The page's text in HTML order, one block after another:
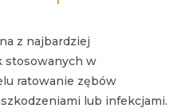
z najbardziej
stosowanych w
ratowanie zębów
lub infekcjami.